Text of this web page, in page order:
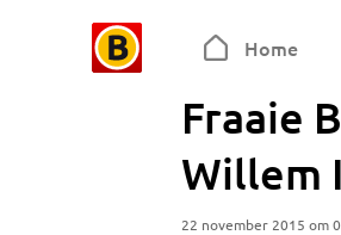
Home
Fraaie
Willem
22 november 2015 om